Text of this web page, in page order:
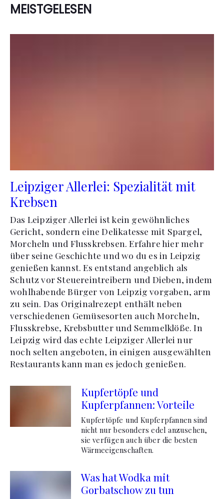
MEISTGELESEN
Leipziger Allerlei: Spezialität mit
Krebsen
Das Leipziger Allerlei ist kein gewöhnliches
Gericht, sondern eine Delikatesse mit Spargel,
Morcheln und Flusskrebsen. Erfahre hier mehr
über seine Geschichte und wo du es in Leipzig
genießen kannst. Es entstand angeblich als
Schutz vor Steuereintreibern und Dieben, indem
wohlhabende Bürger von Leipzig vorgaben, arm
zu sein. Das Originalrezept enthält neben
verschiedenen Gemüsesorten auch Morcheln,
Flusskrebse, Krebsbutter und Semmelklöße. In
Leipzig wird das echte Leipziger Allerlei nur
noch selten angeboten, in einigen ausgewählten
Restaurants kann man es jedoch genießen.
Kupfertöpfe und
Kupferpfannen: Vorteile
Kupfertöpfe und Kupferpfannen sind
nicht nur besonders edel anzusehen,
sie verfügen auch über die besten
Wärmeeigenschaften.
Was hat Wodka mit
Gorbatschow zu tun